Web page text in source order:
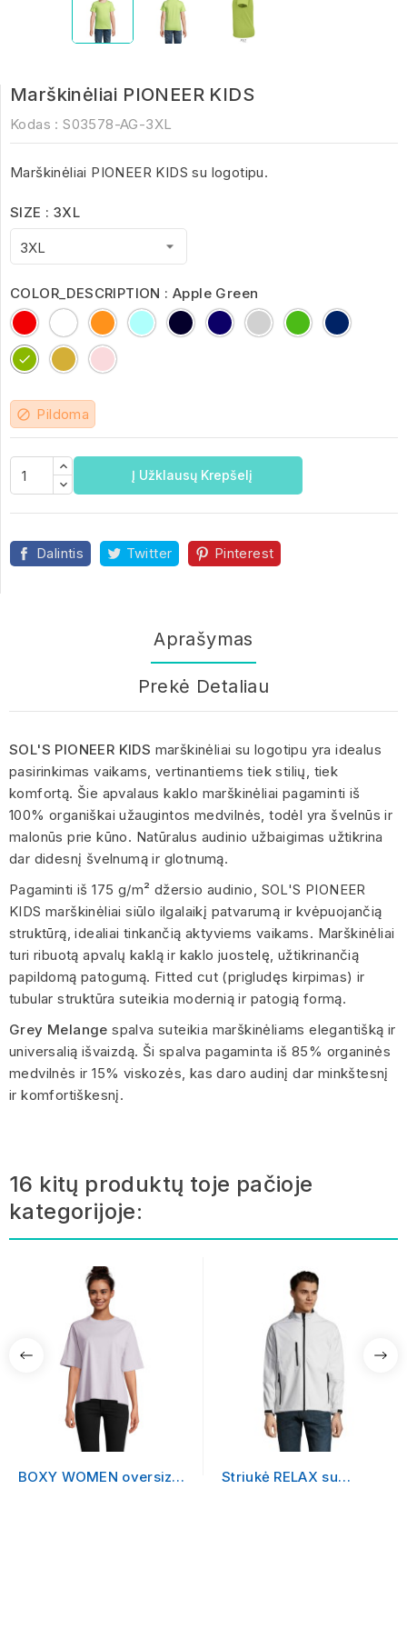
Marškinėliai PIONEER KIDS
Kodas : S03578-AG-3XL
Marškinėliai PIONEER KIDS su logotipu.
SIZE : 3XL
COLOR_DESCRIPTION : Apple Green
Red
WhiteOrangeAqua Deep
Black
French
Navy
Grey
Melange
kelly
green
royal
blue
Apple
Green
Gold Pale
Pink
block Pildoma
Į Užklausų Krepšelį
Dalintis Twitter Pinterest
Aprašymas
Prekė Detaliau
SOL'S PIONEER KIDS marškinėliai su logotipu yra idealus
pasirinkimas vaikams, vertinantiems tiek stilių, tiek
komfortą. Šie apvalaus kaklo marškinėliai pagaminti iš
100% organiškai užaugintos medvilnės, todėl yra švelnūs ir
malonūs prie kūno. Natūralus audinio užbaigimas užtikrina
dar didesnį švelnumą ir glotnumą.
Pagaminti iš 175 g/m² džersio audinio, SOL'S PIONEER
KIDS marškinėliai siūlo ilgalaikį patvarumą ir kvėpuojančią
struktūrą, idealiai tinkančią aktyviems vaikams. Marškinėliai
turi ribuotą apvalų kaklą ir kaklo juostelę, užtikrinančią
papildomą patogumą. Fitted cut (prigludęs kirpimas) ir
tubular struktūra suteikia modernią ir patogią formą.
Grey Melange spalva suteikia marškinėliams elegantišką ir
universalią išvaizdą. Ši spalva pagaminta iš 85% organinės
medvilnės ir 15% viskozės, kas daro audinį dar minkštesnį
ir komfortiškesnį.
16 kitų produktų toje pačioje
kategorijoje:
BOXY WOMEN oversize
Striukė RELAX su